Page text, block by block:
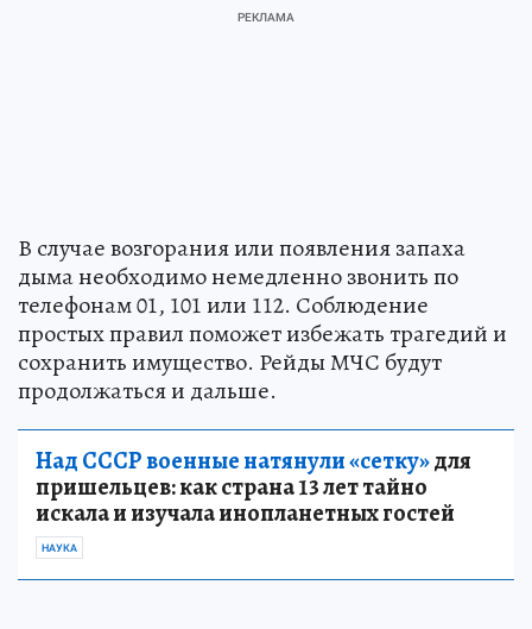
В случае возгорания или появления запаха
дыма необходимо немедленно звонить по
телефонам 01, 101 или 112. Соблюдение
простых правил поможет избежать трагедий и
сохранить имущество. Рейды МЧС будут
продолжаться и дальше.
Над СССР военные натянули «сетку»для
пришельцев: как страна 13 лет тайно
искала и изучала инопланетных гостей
НАУКА